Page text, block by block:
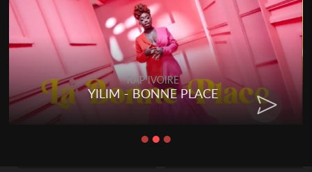
RAP IVOIRE
YILIM - BONNE PLACE